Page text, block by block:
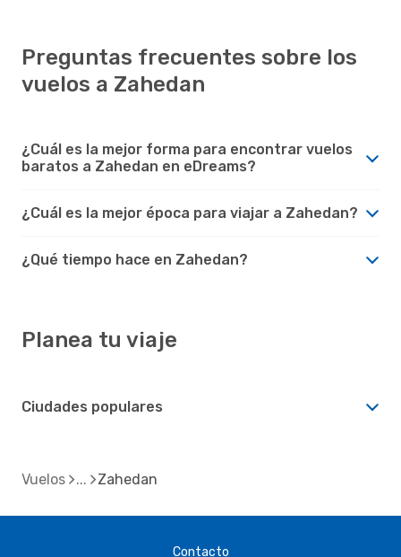
Preguntas frecuentes sobre los
vuelos a Zahedan
¿Cuál es la mejor forma para encontrar vuelos
baratos a Zahedan en eDreams?
¿Cuál es la mejor época para viajar a Zahedan?
¿Qué tiempo hace en Zahedan?
Planea tu viaje
Ciudades populares
Vuelos Zahedan
Contacto